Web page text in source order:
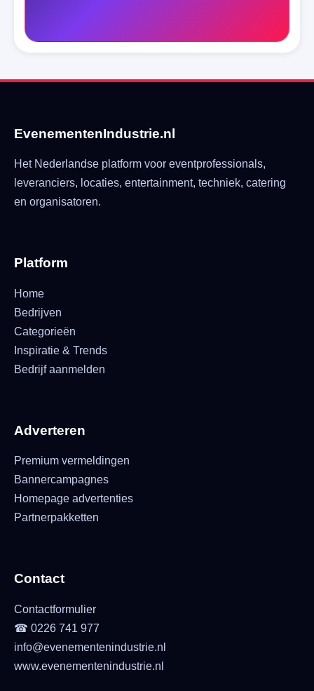
EvenementenIndustrie.nl
Het Nederlandse platform voor eventprofessionals,
leveranciers, locaties, entertainment, techniek, catering
en organisatoren.
Platform
Home
Bedrijven
Categorieën
Inspiratie & Trends
Bedrijf aanmelden
Adverteren
Premium vermeldingen
Bannercampagnes
Homepage advertenties
Partnerpakketten
Contact
Contactformulier
☎ 0226 741 977
info@evenementenindustrie.nl
www.evenementenindustrie.nl